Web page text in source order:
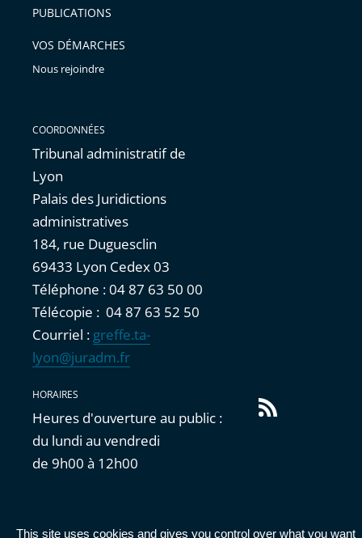
This site uses cookies and gives you control over what you want
PUBLICATIONS
VOS DÉMARCHES
Nous rejoindre
COORDONNÉES
Tribunal administratif de
Lyon
Palais des Juridictions
administratives
184, rue Duguesclin
69433 Lyon Cedex 03
Téléphone : 04 87 63 50 00
Télécopie : 04 87 63 52 50
Courriel : greffe.ta-
lyon@juradm.fr
HORAIRES
Heures d'ouverture au public :
du lundi au vendredi
de 9h00 à 12h00
Flux
RSS